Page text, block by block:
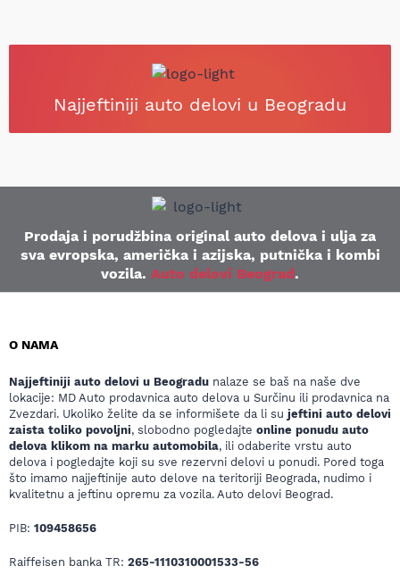
Najjeftiniji auto delovi u Beogradu
Prodaja i porudžbina original auto delova i ulja za
sva evropska, američka i azijska, putnička i kombi
vozila. Auto delovi Beograd.
O NAMA
Najjeftiniji auto delovi u Beogradu nalaze se baš na naše dve
lokacije: MD Auto prodavnica auto delova u Surčinu ili prodavnica na
Zvezdari. Ukoliko želite da se informišete da li su jeftini auto delovi
zaista toliko povoljni, slobodno pogledajte online ponudu auto
delova klikom na marku automobila, ili odaberite vrstu auto
delova i pogledajte koji su sve rezervni delovi u ponudi. Pored toga
što imamo najjeftinije auto delove na teritoriji Beograda, nudimo i
kvalitetnu a jeftinu opremu za vozila. Auto delovi Beograd.
PIB: 109458656
Raiffeisen banka TR: 265-1110310001533-56